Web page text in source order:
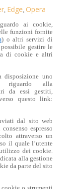
, Edge, Opera
ai cookie,
funzioni fornite
) o altri servizi di
gestire le
di cookie e altri
disposizione uno
riguardo alla
da essi gestiti,
questo link:
dal sito web
espresso
attraverso un
il quale l’utente
dei cookie.
alla gestione
da parte del sito